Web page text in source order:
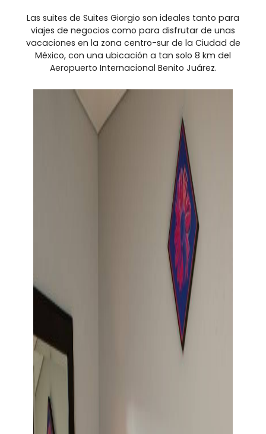
Las suites de Suites Giorgio son ideales tanto para
viajes de negocios como para disfrutar de unas
vacaciones en la zona centro-sur de la Ciudad de
México, con una ubicación a tan solo 8 km del
Aeropuerto Internacional Benito Juárez.